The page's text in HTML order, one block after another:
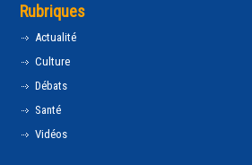
Rubriques
Actualité
Culture
Débats
Santé
Vidéos